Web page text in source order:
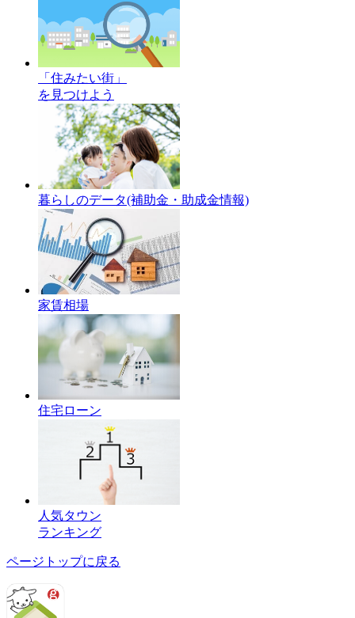
「住みたい街」
を見つけよう
暮らしのデータ(補助金・助成金情報)
家賃相場
住宅ローン
人気タウン
ランキング
ページトップに戻る